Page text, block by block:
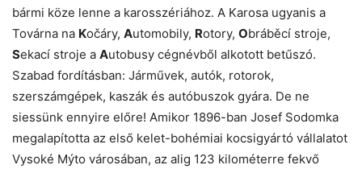
bármi köze lenne a karosszériához. A Karosa ugyanis a
Továrna na Kočáry, Automobily, Rotory, Obráběcí stroje,
Sekací stroje a Autobusy cégnévből alkotott betűszó.
Szabad fordításban: Járművek, autók, rotorok,
szerszámgépek, kaszák és autóbuszok gyára. De ne
siessünk ennyire előre! Amikor 1896-ban Josef Sodomka
megalapította az első kelet-bohémiai kocsigyártó vállalatot
Vysoké Mýto városában, az alig 123 kilométerre fekvő